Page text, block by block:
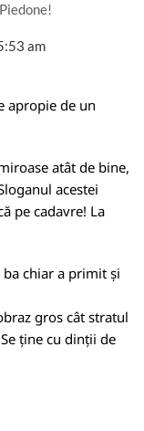
am
apropie de un
atât de bine,
acestei
pe cadavre! La
chiar a primit și
gros cât stratul
ține cu dinții de